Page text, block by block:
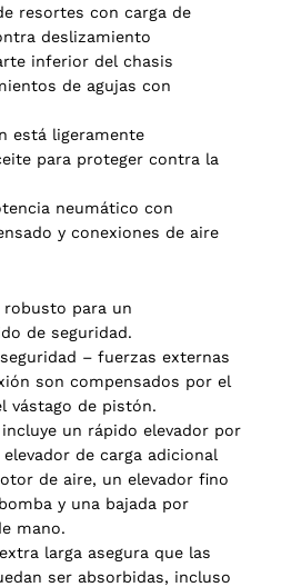
resortes con carga de
deslizamiento
inferior del chasis
de agujas con
está ligeramente
para proteger contra la
neumático con
y conexiones de aire
robusto para un
de seguridad.
– fuerzas externas
son compensados por el
vástago de pistón.
un rápido elevador por
de carga adicional
de aire, un elevador fino
y una bajada por
mano.
larga asegura que las
ser absorbidas, incluso